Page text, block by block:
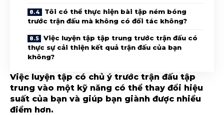
Tôi có thể thực hiện bài tập ném bóng
trước trận đấu mà không có đối tác không?
Việc luyện tập tập trung trước trận đấu có
thực sự cải thiện kết quả trận đấu của bạn
không?
Việc luyện tập có chủ ý trước trận đấu tập
trung vào một kỹ năng có thể thay đổi hiệu
suất của bạn và giúp bạn giành được nhiều
điểm hơn.